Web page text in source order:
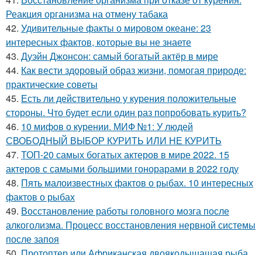
Реакция организма на отмену табака
42. Удивительные факты о мировом океане: 23
интересных фактов, которые вы не знаете
43. Дуэйн Джонсон: самый богатый актёр в мире
44. Как вести здоровый образ жизни, помогая природе:
практические советы
45. Есть ли действительно у курения положительные
стороны. Что будет если один раз попробовать курить?
46. 10 мифов о курении. МИФ №1: У людей
СВОБОДНЫЙ ВЫБОР КУРИТЬ ИЛИ НЕ КУРИТЬ
47. ТОП-20 самых богатых актеров в мире 2022. 15
актеров с самыми большими гонорарами в 2022 году
48. Пять малоизвестных фактов о рыбах. 10 интересных
фактов о рыбах
49. Восстановление работы головного мозга после
алкоголизма. Процесс восстановления нервной системы
после запоя